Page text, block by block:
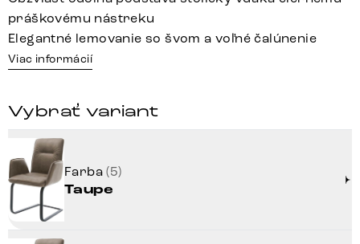
práškovému nástreku
Elegantné lemovanie so švom a voľné čalúnenie
Viac informácií
Vybrať variant
Farba(5)
Taupe